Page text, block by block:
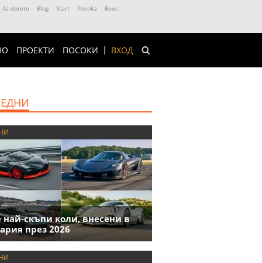
Az-deteto Blog Start Posoka
Boec
ВХОД
ПРОЕКТИ ПОСОКИ
най-скъпи коли, внесени в
през 2026